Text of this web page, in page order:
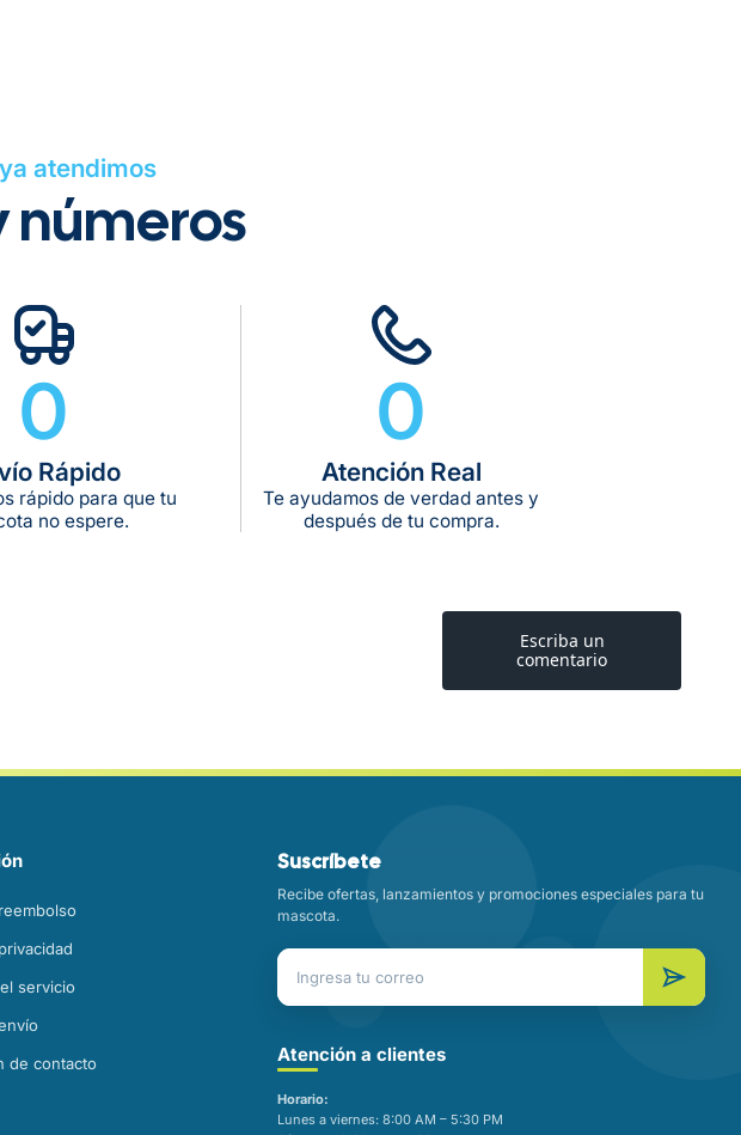
Gratis en compras de $599 o más
atendimos
números
0
Rápido
rápido para que tu
no espere.
0
Atención Real
Te ayudamos de verdad antes y
después de tu compra.
servicio
de contacto
Suscríbete
Recibe ofertas, lanzamientos y promociones especiales para tu
mascota.
Atención a clientes
Horario:
Lunes a viernes: 8:00 AM – 5:30 PM